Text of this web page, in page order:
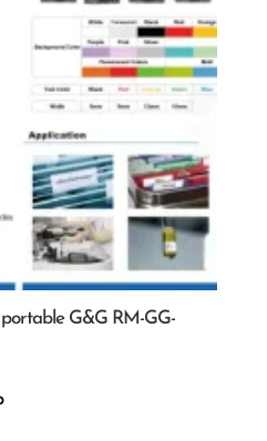
portable G&G RM-GG-